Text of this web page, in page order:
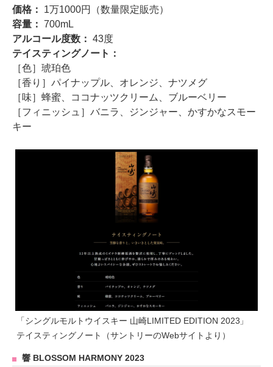
価格： 1万1000円（数量限定販売）
容量： 700mL
アルコール度数： 43度
テイスティングノート：
［色］琥珀色
［香り］パイナップル、オレンジ、ナツメグ
［味］蜂蜜、ココナッツクリーム、ブルーベリー
［フィニッシュ］バニラ、ジンジャー、かすかなスモー
キー
「シングルモルトウイスキー 山崎LIMITED EDITION 2023」
テイスティングノート（サントリーのWebサイトより）
響 BLOSSOM HARMONY 2023